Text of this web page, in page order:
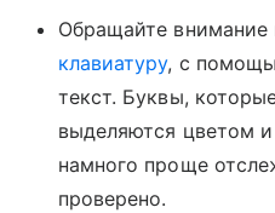
Обращайте внимание
клавиатуру, с
текст. Буквы,
выделяются цветом
намного проще
проверено.